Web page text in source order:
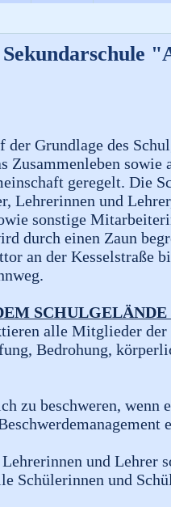
Grundlage des
Zusammenleben
geregelt. Die
Lehrerinnen und
sonstige
durch einen Zaun
an der Kesselstraße
alle Mitglieder
Bedrohung,
zu beschweren, wenn
und Lehrer
Schülerinnen und